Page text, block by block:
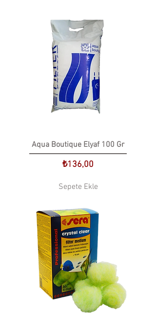
Aqua Boutique Elyaf 100 Gr
Fiyat
₺136,00
Sepete Ekle